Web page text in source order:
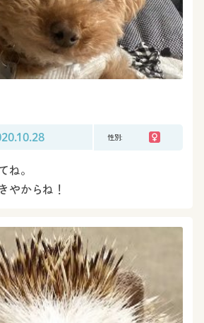
性別:
ね。
やからね！